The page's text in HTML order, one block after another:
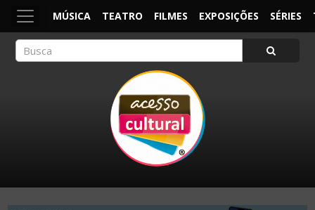
MÚSICA TEATRO FILMES EXPOSIÇÕES SÉRIES